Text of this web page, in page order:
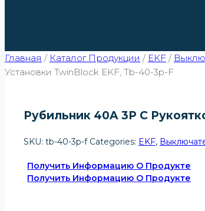
Главная / Каталог Продукции / EKF /
Установки TwinBlock EKF, Tb-40-3p-F
Рубильник 40A 3P C
SKU: tb-40-3p-f Categories: EKF,
Получить Информацию О Продукте
Получить Информацию О Продукте